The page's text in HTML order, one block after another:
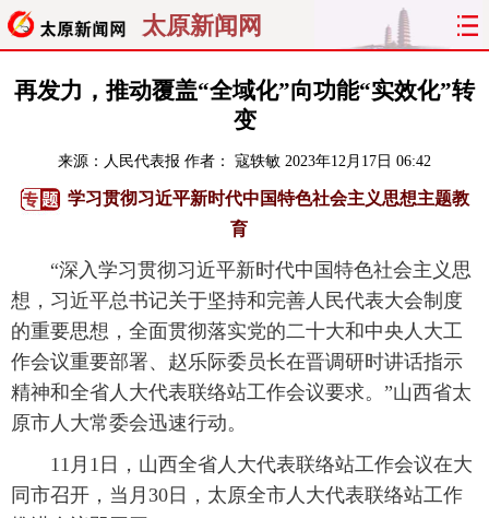
太原新闻网
首页 聚焦 太原 山西
纵横 曝光 综合 专题
看天下 晋月读 最太原 网罗民生
太原日报 太原晚报 热评 社区
再发力，推动覆盖“全域化”向功能“实效化”转
变
来源： 人民代表报 作者： 寇轶敏 2023年12月17日 06:42
学习贯彻习近平新时代中国特色社会主义思想主题教
育
“深入学习贯彻习近平新时代中国特色社会主义思
想，习近平总书记关于坚持和完善人民代表大会制度
的重要思想，全面贯彻落实党的二十大和中央人大工
作会议重要部署、赵乐际委员长在晋调研时讲话指示
精神和全省人大代表联络站工作会议要求。”山西省太
原市人大常委会迅速行动。
11月1日，山西全省人大代表联络站工作会议在大
同市召开，当月30日，太原全市人大代表联络站工作